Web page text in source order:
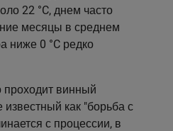
22 °C, днем часто
месяцы в среднем
ниже 0 °C редко
винный
как "борьба с
с процессии, в